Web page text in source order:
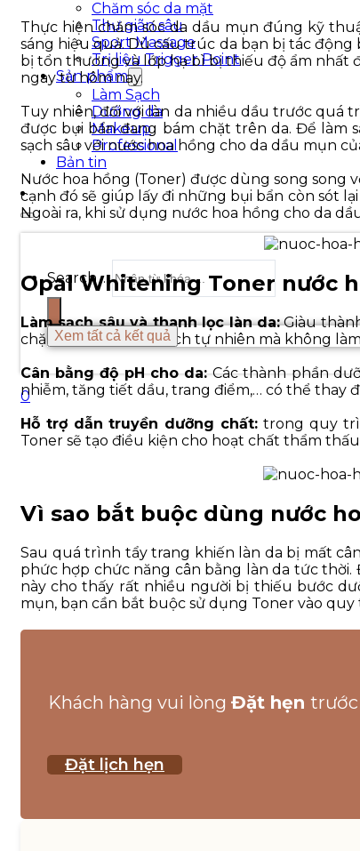
Chăm sóc da mặt
Thư giãn sâu
Sport Massage
Trị liệu Trigger Point
Sản phẩm
Làm Sạch
Dưỡng da
Makeup
Professional
Bản tin
Search ...
Xem tất cả kết quả
0
Thực hiện chăm sóc da dầu mụn đúng kỹ
sáng hiệu quả. Dù cấu trúc da bạn bị tác
bị tổn thương và lớp hạ bì bị thiếu độ ẩm nhất
ngay từ hôm nay.
Tuy nhiên, đối với làn da nhiều dầu trước quá
được bụi bẩn đang bám chặt trên da. Để làm
sạch sâu với nước hoa hồng cho da dầu mụn
Nước hoa hồng (Toner) được dùng song song
cạnh đó sẽ giúp lấy đi những bụi bẩn còn sót
Ngoài ra, khi sử dụng nước hoa hồng cho da
Opal Whitening Toner nước
Làm sạch sâu và thanh lọc làn da:Giàu
chặn vi khuẩn một cách tự nhiên mà không
Cân bằng độ pH cho da:Các thành phần
nhiễm, tăng tiết dầu, trang điểm,… có thể thay
Hỗ trợ dẫn truyền dưỡng chất: trong quy
Toner sẽ tạo điều kiện cho hoạt chất thẩm
Vì sao bắt buộc dùng nước
Sau quá trình tẩy trang khiến làn da bị mất
phức hợp chức năng cân bằng làn da tức
này cho thấy rất nhiều người bị thiếu bước
mụn, bạn cần bắt buộc sử dụng Toner vào
Khách hàng vui lòng Đặt hẹn trước
Đặt lịch hẹn